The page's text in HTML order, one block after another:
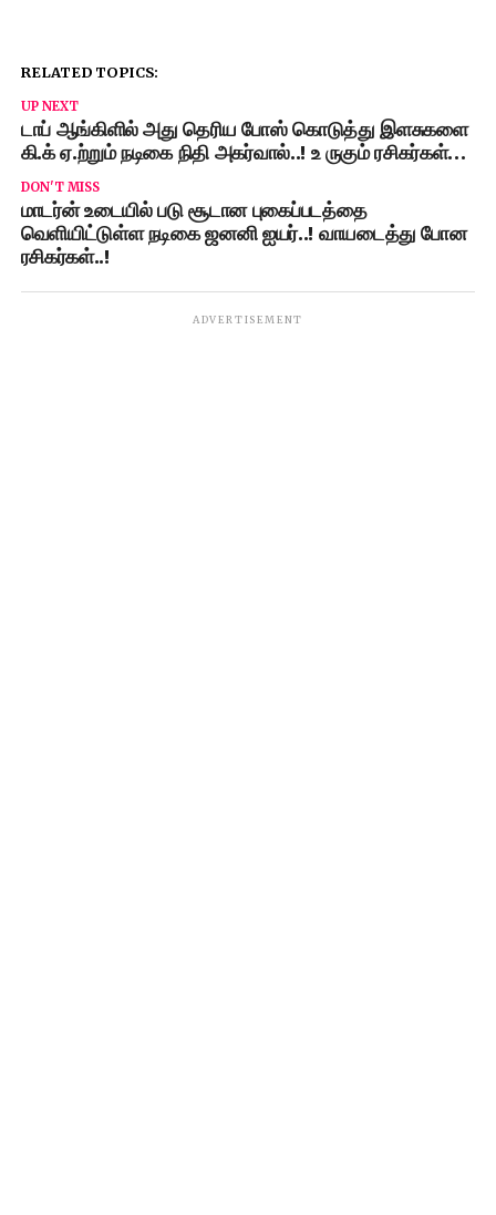
RELATED TOPICS:
UP NEXT
டாப் ஆங்கிளில் அது தெரிய போஸ் கொடுத்து இளசுகளை
கி.க் ஏ.ற்றும் நடிகை நிதி அகர்வால்..! உ ருகும் ரசிகர்கள்…
DON'T MISS
மாடர்ன் உடையில் படு சூடான புகைப்படத்தை
வெளியிட்டுள்ள நடிகை ஜனனி ஐயர்..! வாயடைத்து போன
ரசிகர்கள்..!
ADVERTISEMENT